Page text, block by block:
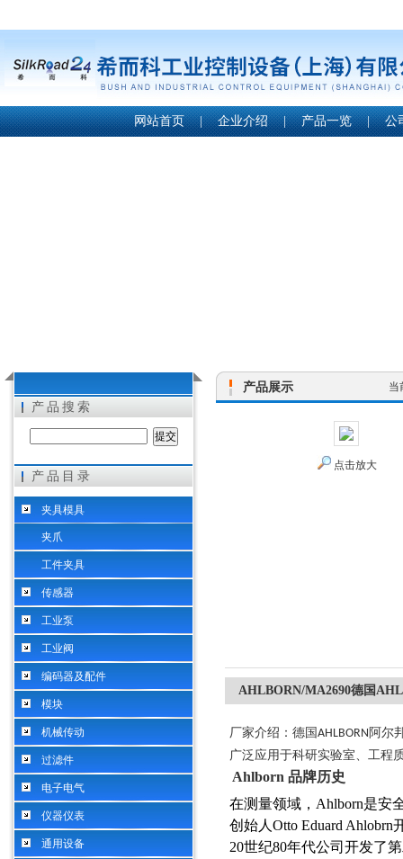
希而科工业控制设备（上海）有限公司
网站首页 | 企业介绍 | 产品一览 | 公
产品搜索
产品目录
夹具模具
夹爪
工件夹具
传感器
工业泵
工业阀
编码器及配件
模块
机械传动
过滤件
电子电气
仪器仪表
通用设备
产品展示 当
点击放大
AHLBORN/MA2690德国
厂家介绍：德国 AHLBORN 阿尔
广泛应用于科研实验室、工程
Ahlborn 品牌历史
在测量领域， Ahlborn是安
创始人 Otto Eduard Ahlobrn
20世纪80年代公司开发了